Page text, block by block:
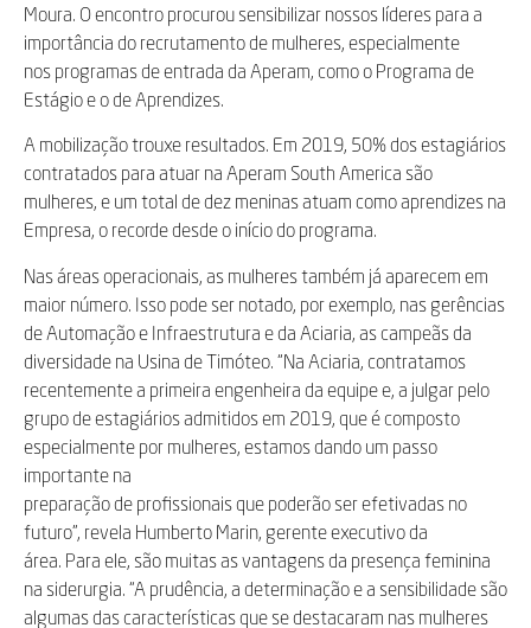
Moura. O encontro procurou sensibilizar nossos líderes para a
importância do recrutamento de mulheres, especialmente
nos programas de entrada da Aperam, como o Programa de
Estágio e o de Aprendizes.
A mobilização trouxe resultados. Em 2019, 50% dos estagiários
contratados para atuar na Aperam South America são
mulheres, e um total de dez meninas atuam como aprendizes na
Empresa, o recorde desde o início do programa.
Nas áreas operacionais, as mulheres também já aparecem em
maior número. Isso pode ser notado, por exemplo, nas gerências
de Automação e Infraestrutura e da Aciaria, as campeãs da
diversidade na Usina de Timóteo. “Na Aciaria, contratamos
recentemente a primeira engenheira da equipe e, a julgar pelo
grupo de estagiários admitidos em 2019, que é composto
especialmente por mulheres, estamos dando um passo
importante na
preparação de profissionais que poderão ser efetivadas no
futuro”, revela Humberto Marin, gerente executivo da
área. Para ele, são muitas as vantagens da presença feminina
na siderurgia. “A prudência, a determinação e a sensibilidade são
algumas das características que se destacaram nas mulheres